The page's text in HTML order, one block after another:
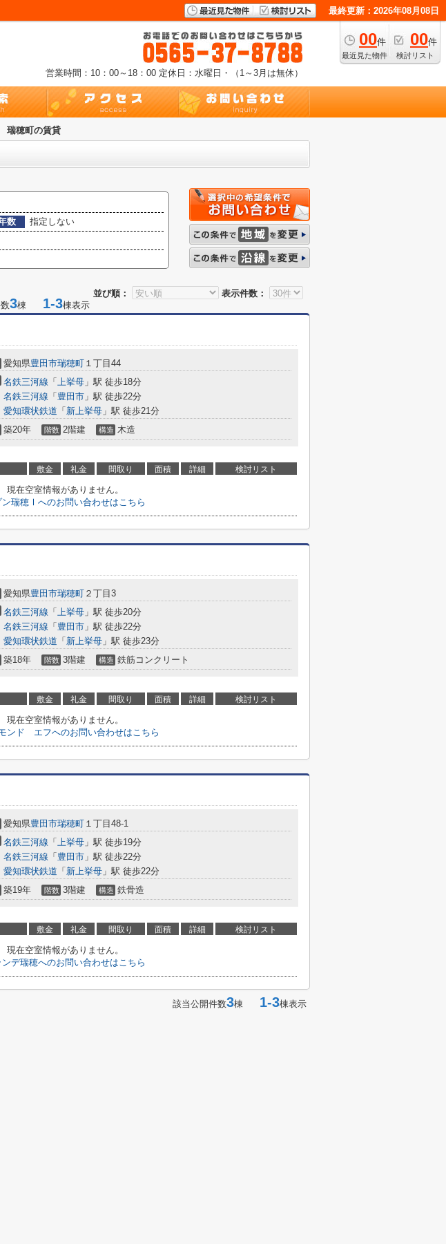
最終更新：2026年08月08日
00件
最近見た物件
00件
検討リスト
営業時間：10：00～18：00 定休日：水曜日・（1～3月は無休）
瑞穂町の賃貸
数
指定しない
並び順： 表示件数：
3棟 1-3棟表示
愛知県豊田市瑞穂町 １丁目44
名鉄三河線 「 上挙母 」駅 徒歩18分
名鉄三河線 「 豊田市 」駅 徒歩22分
愛知環状鉄道 「 新上挙母 」駅 徒歩21分
築20年 階数 2階建 構造 木造
敷金 礼金 間取り 面積 詳細 検討リスト
現在空室情報がありません。
ン瑞穂Ⅰへのお問い合わせはこちら
愛知県豊田市瑞穂町 ２丁目3
名鉄三河線 「 上挙母 」駅 徒歩20分
名鉄三河線 「 豊田市 」駅 徒歩22分
愛知環状鉄道 「 新上挙母 」駅 徒歩23分
築18年 階数 3階建 構造 鉄筋コンクリート
敷金 礼金 間取り 面積 詳細 検討リスト
現在空室情報がありません。
ンド エフへのお問い合わせはこちら
愛知県豊田市瑞穂町 １丁目48-1
名鉄三河線 「 上挙母 」駅 徒歩19分
名鉄三河線 「 豊田市 」駅 徒歩22分
愛知環状鉄道 「 新上挙母 」駅 徒歩22分
築19年 階数 3階建 構造 鉄骨造
敷金 礼金 間取り 面積 詳細 検討リスト
現在空室情報がありません。
ンデ瑞穂へのお問い合わせはこちら
該当公開件数3棟 1-3棟表示